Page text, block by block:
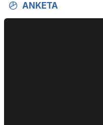
ANKETA